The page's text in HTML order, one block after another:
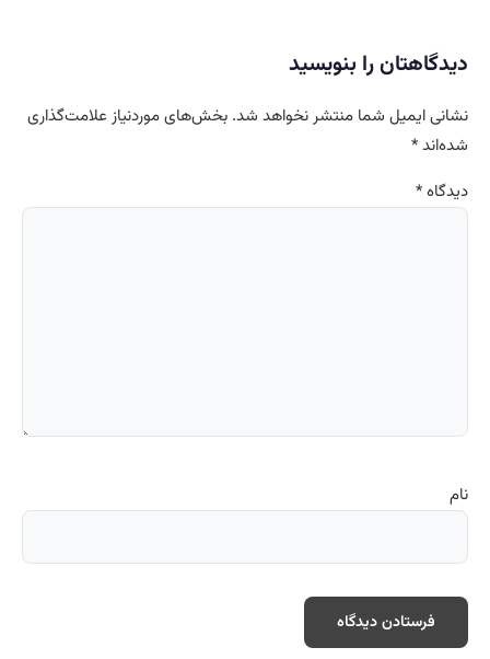
دیدگاهتان را بنویسید
نشانی ایمیل شما منتشر نخواهد شد. بخش‌های موردنیاز علامت‌گذاری
شده‌اند*
دیدگاه*
نام